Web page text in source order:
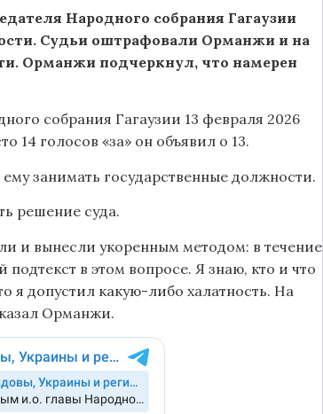
Народного собрания Гагаузии
Судьи оштрафовали Орманжи и на
Орманжи подчеркнул, что намерен
собрания Гагаузии 13 февраля 2026
14 голосов «за» он объявил о 13.
занимать государственные должности.
решение суда.
и вынесли укоренным методом: в течение
в этом вопросе. Я знаю, кто и что
я допустил какую-либо халатность. На
Орманжи.